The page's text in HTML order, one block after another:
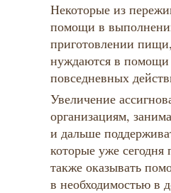
Некоторые из
помощи в
приготовлении
нуждаются в помощи
повседневных
Увеличение
организациям,
и дальше
которые уже
также оказывать
в необходимостью в